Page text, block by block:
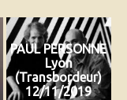
PAUL PERSONNE
Lyon
(Transbordeur)
12/11/2019